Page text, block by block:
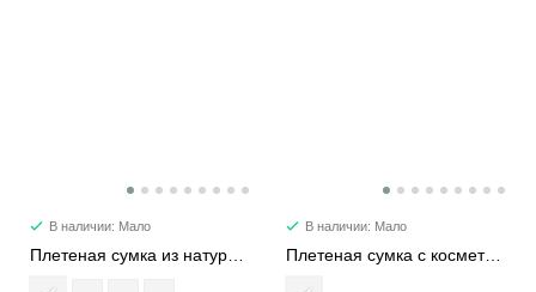
В наличии: Мало В наличии: Мало
Плетеная сумка с косметичкой 3592